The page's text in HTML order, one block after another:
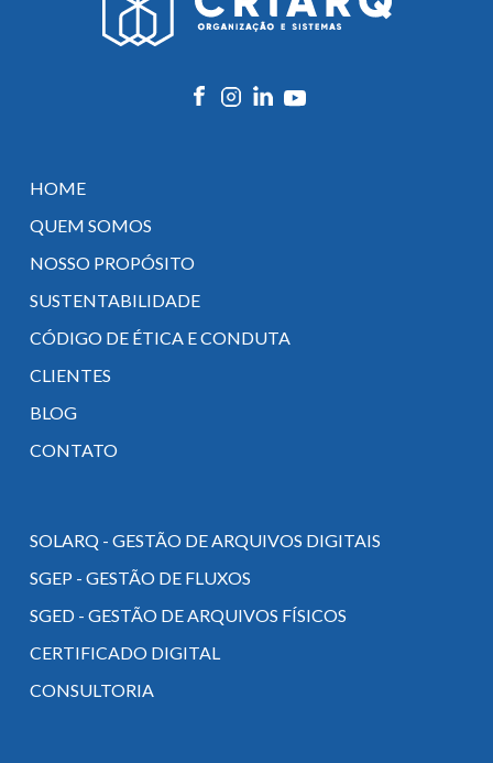
HOME
QUEM SOMOS
NOSSO PROPÓSITO
SUSTENTABILIDADE
CÓDIGO DE ÉTICA E CONDUTA
CLIENTES
BLOG
CONTATO
SOLARQ - GESTÃO DE ARQUIVOS DIGITAIS
SGEP - GESTÃO DE FLUXOS
SGED - GESTÃO DE ARQUIVOS FÍSICOS
CERTIFICADO DIGITAL
CONSULTORIA